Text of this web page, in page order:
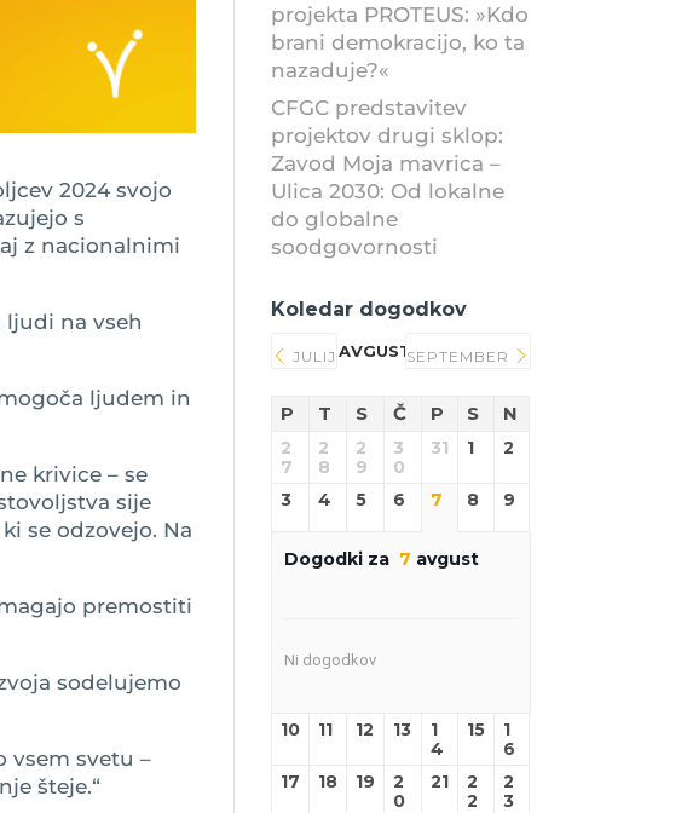
2024 svojo
s
z nacionalnimi
na vseh
ljudem in
krivice – se
sije
se odzovejo. Na
premostiti
sodelujemo
vsem svetu –
šteje.“
projekta PROTEUS: »Kdo
brani demokracijo, ko ta
nazaduje?«
CFGC predstavitev
projektov drugi sklop:
Zavod Moja mavrica –
Ulica 2030: Od lokalne
do globalne
soodgovornosti
Koledar dogodkov
JULIJ AVGUST 2026
SEPTEMBER
P T S Č P S N
2
7
2
8
2
9
3
0
31 1 2
3 4 5 6 7 8 9
Dogodki za 7 avgust
Ni dogodkov
10 11 12 13
1
4
15
1
6
17
18 19
2
0
21
2
2
2
3